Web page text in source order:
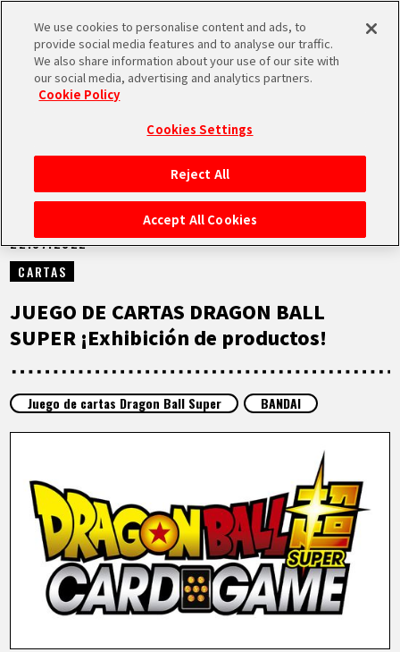
MEN
INICIO
NOTICIAS
LO MÁS DESTACADO
VÍDEOS
ARTÍCULOS
LANGUAGE
JP
EN FR DE ES
NOTICIAS
22.07.2022
CARTAS
JUEGO DE CARTAS DRAGON BALL
SUPER ¡Exhibición de productos!
Juego de cartas Dragon Ball Super BANDAI
We use cookies to personalise content and ads, to
provide social media features and to analyse our traffic.
We also share information about your use of our site with
our social media, advertising and analytics partners.
Cookie Policy
Cookies Settings
Reject All
Accept All Cookies